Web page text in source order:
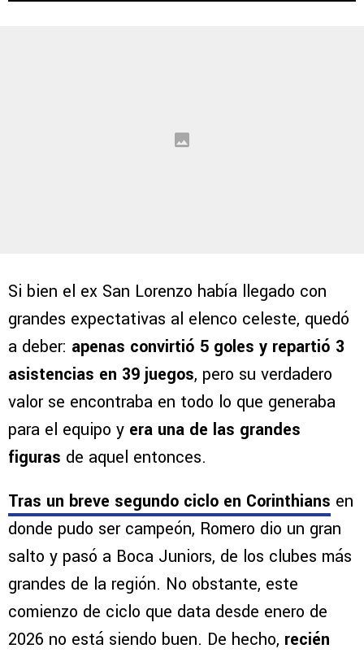
Si bien el ex San Lorenzo había llegado con
grandes expectativas al elenco celeste, quedó
a deber: apenas convirtió 5 goles y repartió 3
asistencias en 39 juegos, pero su verdadero
valor se encontraba en todo lo que generaba
para el equipo y era una de las grandes
figuras de aquel entonces.
Tras un breve segundo ciclo en Corinthians en
donde pudo ser campeón, Romero dio un gran
salto y pasó a Boca Juniors, de los clubes más
grandes de la región. No obstante, este
comienzo de ciclo que data desde enero de
2026 no está siendo buen. De hecho, recién